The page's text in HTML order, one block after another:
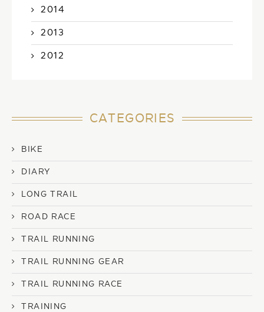
2014
2013
2012
CATEGORIES
BIKE
DIARY
LONG TRAIL
ROAD RACE
TRAIL RUNNING
TRAIL RUNNING GEAR
TRAIL RUNNING RACE
TRAINING